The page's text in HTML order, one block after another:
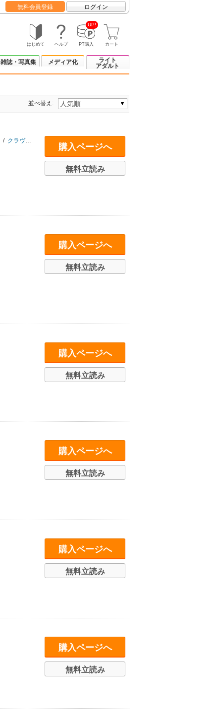
無料会員登録 ログイン
はじめて ヘルプ
UP!
PT購入 カート
雑誌・写真集 メディア化
ライト
アダルト
並べ替え:
/ クラヴマガ・ジャパン /
購入ページへ
無料立読み
購入ページへ
無料立読み
購入ページへ
無料立読み
購入ページへ
無料立読み
購入ページへ
無料立読み
購入ページへ
無料立読み